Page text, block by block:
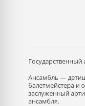
Государственный
Ансамбль —
балетмейстера и
заслуженный
ансамбля.